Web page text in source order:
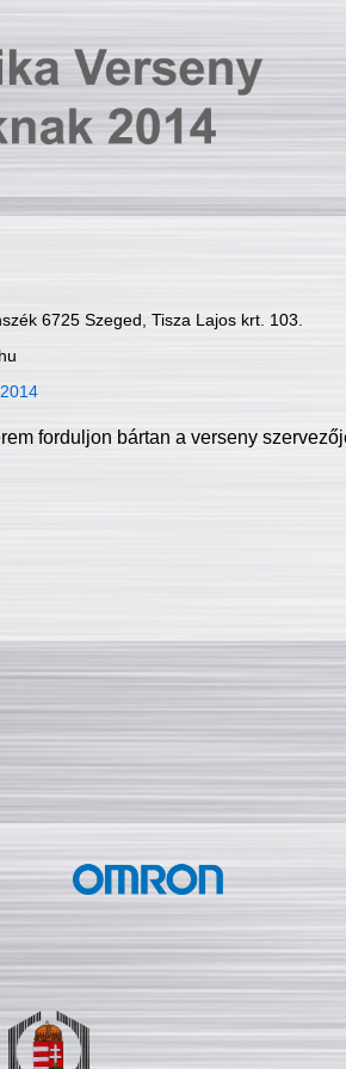
6725 Szeged, Tisza Lajos krt. 103.
forduljon bártan a verseny